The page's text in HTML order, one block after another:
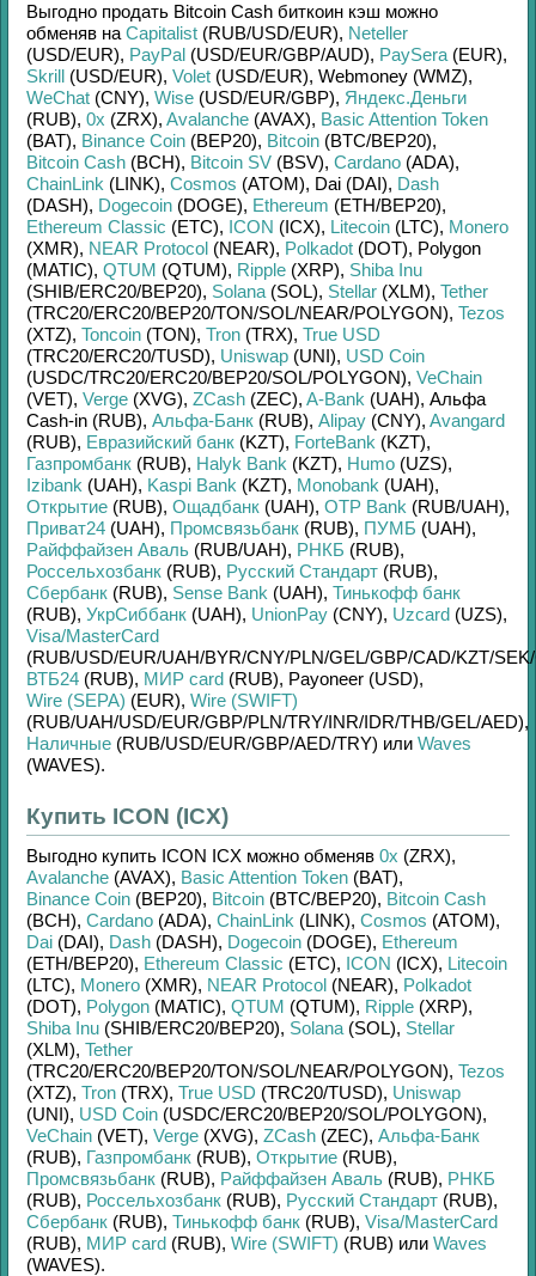
Выгодно продать Bitcoin Cash биткоин кэш можно
обменяв на Capitalist (RUB/USD/EUR), Neteller
(USD/EUR), PayPal (USD/EUR/GBP/AUD), PaySera (EUR),
Skrill (USD/EUR), Volet (USD/EUR), Webmoney (WMZ),
WeChat (CNY), Wise (USD/EUR/GBP), Яндекс.Деньги
(RUB), 0x (ZRX), Avalanche (AVAX), Basic Attention Token
(BAT), Binance Coin (BEP20), Bitcoin (BTC/BEP20),
Bitcoin Cash (BCH), Bitcoin SV (BSV), Cardano (ADA),
ChainLink (LINK), Cosmos (ATOM), Dai (DAI), Dash
(DASH), Dogecoin (DOGE), Ethereum (ETH/BEP20),
Ethereum Classic (ETC), ICON (ICX), Litecoin (LTC), Monero
(XMR), NEAR Protocol (NEAR), Polkadot (DOT), Polygon
(MATIC), QTUM (QTUM), Ripple (XRP), Shiba Inu
(SHIB/ERC20/BEP20), Solana (SOL), Stellar (XLM), Tether
(TRC20/ERC20/BEP20/TON/SOL/NEAR/POLYGON), Tezos
(XTZ), Toncoin (TON), Tron (TRX), True USD
(TRC20/ERC20/TUSD), Uniswap (UNI), USD Coin
(USDC/TRC20/ERC20/BEP20/SOL/POLYGON), VeChain
(VET), Verge (XVG), ZCash (ZEC), A-Bank (UAH), Альфа
Cash-in (RUB), Альфа-Банк (RUB), Alipay (CNY), Avangard
(RUB), Евразийский банк (KZT), ForteBank (KZT),
Газпромбанк (RUB), Halyk Bank (KZT), Humo (UZS),
Izibank (UAH), Kaspi Bank (KZT), Monobank (UAH),
Открытие (RUB), Ощадбанк (UAH), OTP Bank (RUB/UAH),
Приват24 (UAH), Промсвязьбанк (RUB), ПУМБ (UAH),
Райффайзен Аваль (RUB/UAH), РНКБ (RUB),
Россельхозбанк (RUB), Русский Стандарт (RUB),
Сбербанк (RUB), Sense Bank (UAH), Тинькофф банк
(RUB), УкрСиббанк (UAH), UnionPay (CNY), Uzcard (UZS),
Visa/MasterCard
(RUB/USD/EUR/UAH/BYR/CNY/PLN/GEL/GBP/CAD/KZT/SEK/
ВТБ24 (RUB), МИР card (RUB), Payoneer (USD),
Wire (SEPA) (EUR), Wire (SWIFT)
(RUB/UAH/USD/EUR/GBP/PLN/TRY/INR/IDR/THB/GEL/AED),
Наличные (RUB/USD/EUR/GBP/AED/TRY) или Waves
(WAVES).
Купить ICON (ICX)
Выгодно купить ICON ICX можно обменяв 0x (ZRX),
Avalanche (AVAX), Basic Attention Token (BAT),
Binance Coin (BEP20), Bitcoin (BTC/BEP20), Bitcoin Cash
(BCH), Cardano (ADA), ChainLink (LINK), Cosmos (ATOM),
Dai (DAI), Dash (DASH), Dogecoin (DOGE), Ethereum
(ETH/BEP20), Ethereum Classic (ETC), ICON (ICX), Litecoin
(LTC), Monero (XMR), NEAR Protocol (NEAR), Polkadot
(DOT), Polygon (MATIC), QTUM (QTUM), Ripple (XRP),
Shiba Inu (SHIB/ERC20/BEP20), Solana (SOL), Stellar
(XLM), Tether
(TRC20/ERC20/BEP20/TON/SOL/NEAR/POLYGON), Tezos
(XTZ), Tron (TRX), True USD (TRC20/TUSD), Uniswap
(UNI), USD Coin (USDC/ERC20/BEP20/SOL/POLYGON),
VeChain (VET), Verge (XVG), ZCash (ZEC), Альфа-Банк
(RUB), Газпромбанк (RUB), Открытие (RUB),
Промсвязьбанк (RUB), Райффайзен Аваль (RUB), РНКБ
(RUB), Россельхозбанк (RUB), Русский Стандарт (RUB),
Сбербанк (RUB), Тинькофф банк (RUB), Visa/MasterCard
(RUB), МИР card (RUB), Wire (SWIFT) (RUB) или Waves
(WAVES).